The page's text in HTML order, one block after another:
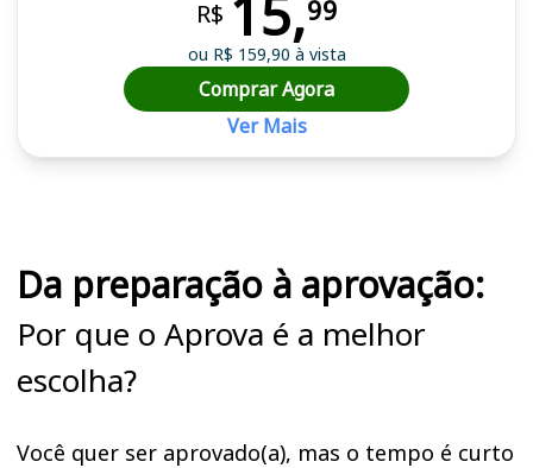
R$ 15,99
ou R$ 159,90 à vista
Comprar Agora
Ver Mais
Da preparação à aprovação:
Por que o Aprova é a melhor
escolha?
Você quer ser aprovado(a), mas o tempo é curto